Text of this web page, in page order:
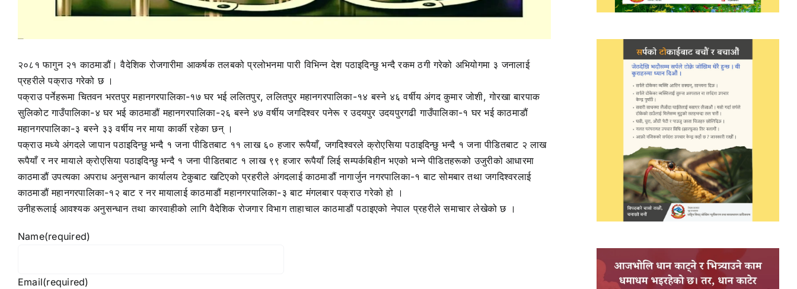
२०८१ फागुन २१ काठमाडौं। वैदेशिक रोजगारीमा आकर्षक तलबको प्रलोभनमा पारी विभिन्न देश पठाइदिन्छु भन्दै रकम ठगी गरेको अभियोगमा ३ जनालाई
प्रहरीले पक्राउ गरेको छ ।
पक्राउ पर्नेहरूमा चितवन भरतपुर महानगरपालिका-१७ घर भई ललितपुर, ललितपुर महानगरपालिका-१४ बस्ने ४६ वर्षीय अंगद कुमार जोशी, गोरखा बारपाक
सुलिकोट गाउँपालिका-४ घर भई काठमाडौं महानगरपालिका-२६ बस्ने ४७ वर्षीय जगदिश्वर पनेरू र उदयपुर उदयपुरगढी गाउँपालिका-१ घर भई काठमाडौं
महानगरपालिका-३ बस्ने ३३ वर्षीय नर माया कार्की रहेका छन् ।
पक्राउ मध्ये अंगदले जापान पठाइदिन्छु भन्दै १ जना पीडितबाट ११ लाख ६० हजार रूपैयाँ, जगदिश्वरले क्रोएसिया पठाइदिन्छु भन्दै १ जना पीडितबाट २ लाख
रूपैयाँ र नर मायाले क्रोएसिया पठाइदिन्छु भन्दै १ जना पीडितबाट १ लाख ९९ हजार रूपैयाँ लिई सम्पर्कबिहीन भएको भन्ने पीडितहरूको उजुरीको आधारमा
काठमाडौं उपत्यका अपराध अनुसन्धान कार्यालय टेकुबाट खटिएको प्रहरीले अंगदलाई काठमाडौं नागार्जुन नगरपालिका-१ बाट सोमबार तथा जगदिश्वरलाई
काठमाडौं महानगरपालिका-१२ बाट र नर मायालाई काठमाडौं महानगरपालिका-३ बाट मंगलबार पक्राउ गरेको हो ।
उनीहरूलाई आवश्यक अनुसन्धान तथा कारवाहीको लागि वैदेशिक रोजगार विभाग ताहाचाल काठमाडौं पठाइएको नेपाल प्रहरीले समाचार लेखेको छ ।
Name(required)
Email(required)